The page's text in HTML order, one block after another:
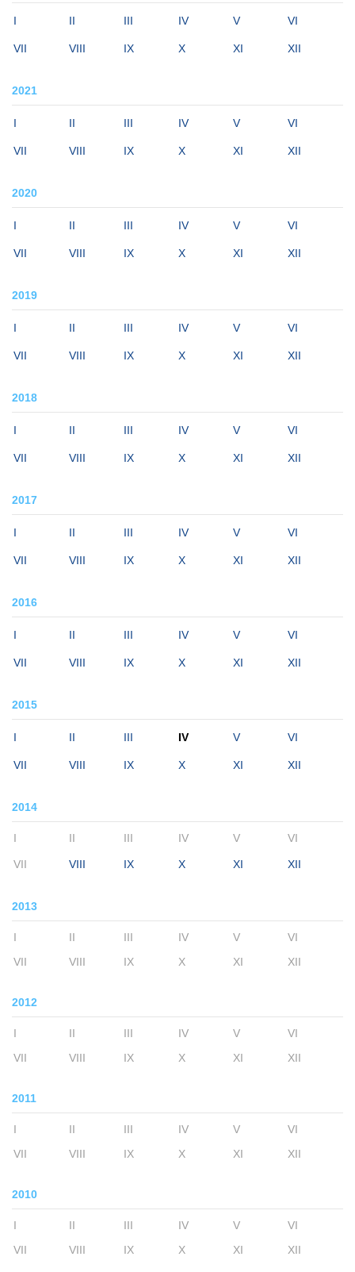
I II III IV V VI
VII VIII IX X XI XII
2021
I II III IV V VI
VII VIII IX X XI XII
2020
I II III IV V VI
VII VIII IX X XI XII
2019
I II III IV V VI
VII VIII IX X XI XII
2018
I II III IV V VI
VII VIII IX X XI XII
2017
I II III IV V VI
VII VIII IX X XI XII
2016
I II III IV V VI
VII VIII IX X XI XII
2015
I II III IV V VI
VII VIII IX X XI XII
2014
I II III IV V VI
VII VIII IX X XI XII
2013
I II III IV V
VI
VII
VIII IX X XI XII
2012
I II III IV V
VI
VII
VIII IX X XI XII
2011
I II III IV V
VI
VII
VIII IX X XI XII
2010
I II III IV V
VI
VII
VIII IX X XI XII